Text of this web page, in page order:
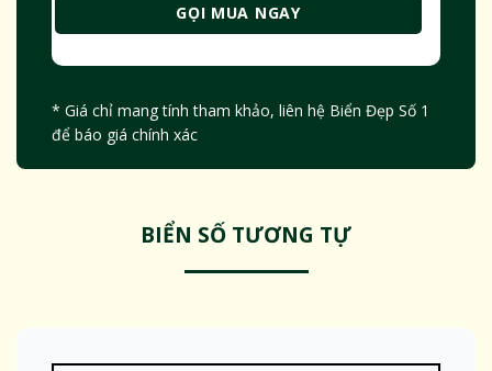
GỌI MUA NGAY
* Giá chỉ mang tính tham khảo, liên hệ Biển Đẹp Số 1
để báo giá chính xác
BIỂN SỐ TƯƠNG TỰ